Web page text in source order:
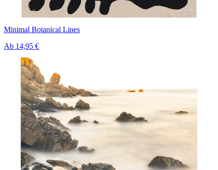
Minimal Botanical Lines
Ab 14,95 €